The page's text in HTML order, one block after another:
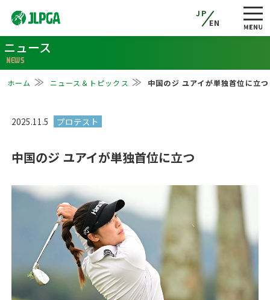
JP
EN
ニュース
NEWS
ホーム ニュース＆トピックス 中国のジ ユアイが単独首位に立つ
2025.11.5
中国のジ ユアイが単独首位に立つ